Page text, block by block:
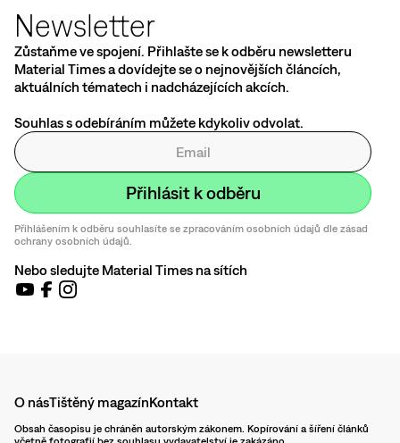
Newsletter
Zůstaňme ve spojení. Přihlašte se k odběru newsletteru
Material Times a dovídejte se o nejnovějších článcích,
aktuálních tématech i nadcházejících akcích.
Souhlas s odebíráním můžete kdykoliv odvolat.
Přihlášením k odběru souhlasíte se zpracováním osobních údajů dle zásad
ochrany osobních údajů.
Nebo sledujte Material Times na sítích
O násTištěný magazínKontakt
Obsah časopisu je chráněn autorským zákonem. Kopírování a šíření článků